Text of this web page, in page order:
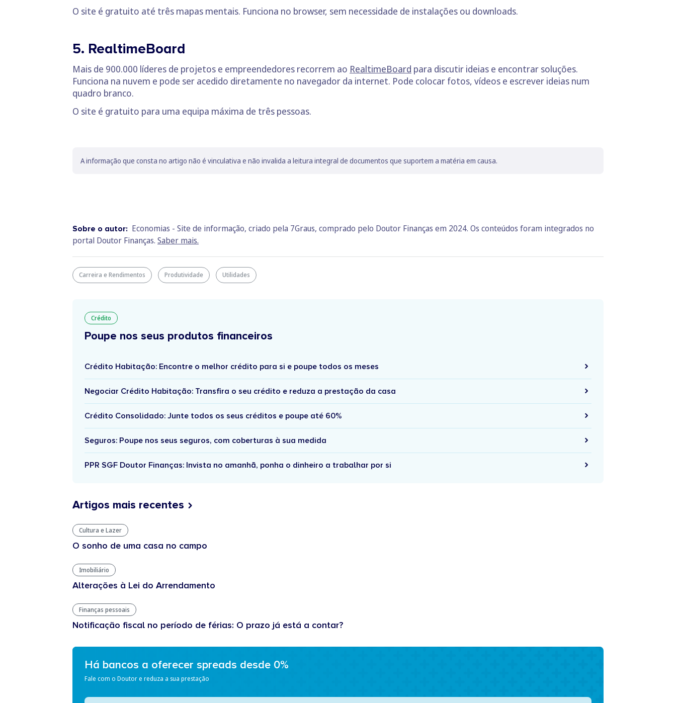
O site é gratuito até três mapas mentais. Funciona no browser, sem necessidade de instalações ou downloads.
5. RealtimeBoard
Mais de 900.000 líderes de projetos e empreendedores recorrem ao RealtimeBoard para discutir ideias e encontrar soluções.
Funciona na nuvem e pode ser acedido diretamente no navegador da internet. Pode colocar fotos, vídeos e escrever ideias num
quadro branco.
O site é gratuito para uma equipa máxima de três pessoas.
A informação que consta no artigo não é vinculativa e não invalida a leitura integral de documentos que suportem a matéria em causa.
Sobre o autor: Economias - Site de informação, criado pela 7Graus, comprado pelo Doutor Finanças em 2024. Os conteúdos foram integrados no
portal Doutor Finanças. Saber mais.
Carreira e Rendimentos Produtividade Utilidades
Crédito
Poupe nos seus produtos financeiros
Crédito Habitação: Encontre o melhor crédito para si e poupe todos os meses
Negociar Crédito Habitação: Transfira o seu crédito e reduza a prestação da casa
Crédito Consolidado: Junte todos os seus créditos e poupe até 60%
Seguros: Poupe nos seus seguros, com coberturas à sua medida
PPR SGF Doutor Finanças: Invista no amanhã, ponha o dinheiro a trabalhar por si
Artigos mais recentes
Cultura e Lazer
O sonho de uma casa no campo
Imobiliário
Alterações à Lei do Arrendamento
Finanças pessoais
Notificação fiscal no período de férias: O prazo já está a contar?
Há bancos a oferecer spreads desde 0%
Fale com o Doutor e reduza a sua prestação